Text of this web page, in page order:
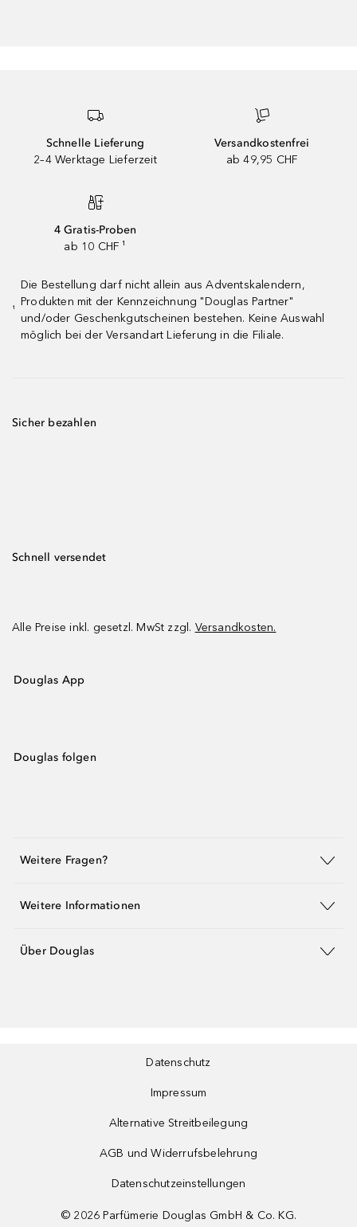
Schnelle Lieferung
2–4 Werktage Lieferzeit
Versandkostenfrei
ab 49,95 CHF
4 Gratis-Proben
ab 10 CHF ¹
¹
Die Bestellung darf nicht allein aus Adventskalendern,
Produkten mit der Kennzeichnung "Douglas Partner"
und/oder Geschenkgutscheinen bestehen. Keine Auswahl
möglich bei der Versandart Lieferung in die Filiale.
Sicher bezahlen
Schnell versendet
Alle Preise inkl. gesetzl. MwSt zzgl. Versandkosten.
Douglas App
Douglas folgen
Weitere Fragen?
Weitere Informationen
Über Douglas
Datenschutz
Impressum
Alternative Streitbeilegung
AGB und Widerrufsbelehrung
Datenschutzeinstellungen
© 2026 Parfümerie Douglas GmbH & Co. KG.